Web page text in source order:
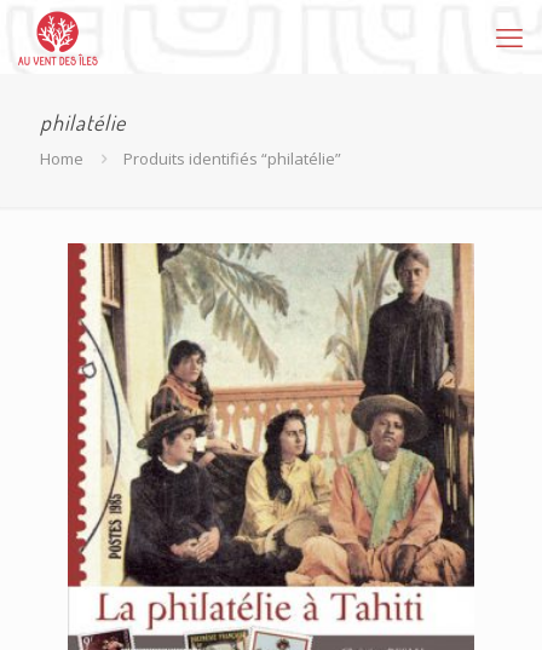
philatélie
Home Produits identifiés “philatélie”